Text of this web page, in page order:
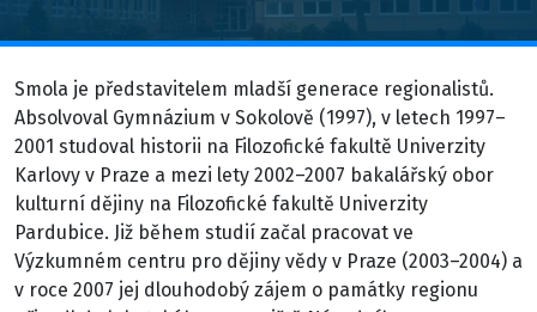
Smola je představitelem mladší generace regionalistů.
Absolvoval Gymnázium v Sokolově (1997), v letech 1997–
2001 studoval historii na Filozofické fakultě Univerzity
Karlovy v Praze a mezi lety 2002–2007 bakalářský obor
kulturní dějiny na Filozofické fakultě Univerzity
Pardubice. Již během studií začal pracovat ve
Výzkumném centru pro dějiny vědy v Praze (2003–2004) a
v roce 2007 jej dlouhodobý zájem o památky regionu